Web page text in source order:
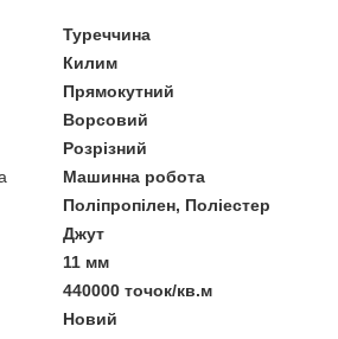
Туреччина
Килим
Прямокутний
Ворсовий
Розрізний
Машинна робота
Поліпропілен, Поліестер
Джут
11 мм
440000 точок/кв.м
Новий